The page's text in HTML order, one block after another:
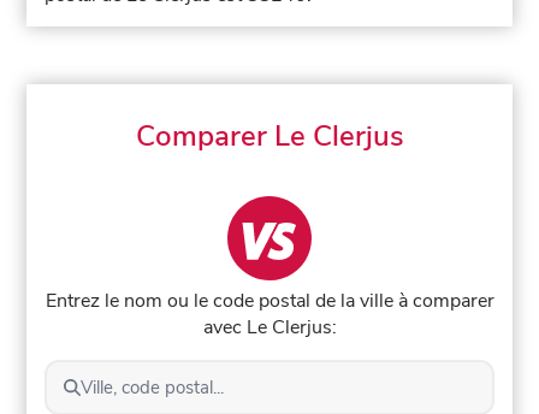
Comparer Le Clerjus
Entrez le nom ou le code postal de la ville à comparer
avec Le Clerjus:
Ville, code postal...